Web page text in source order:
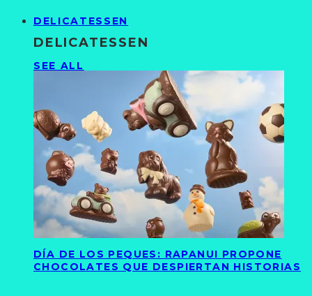
DELICATESSEN
DELICATESSEN
SEE ALL
DÍA DE LOS PEQUES: RAPANUI PROPONE
CHOCOLATES QUE DESPIERTAN HISTORIAS